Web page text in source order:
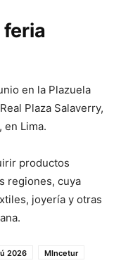
feria
en la Plazuela
Plaza Salaverry,
en Lima.
productos
regiones, cuya
joyería y otras
2026 MIncetur